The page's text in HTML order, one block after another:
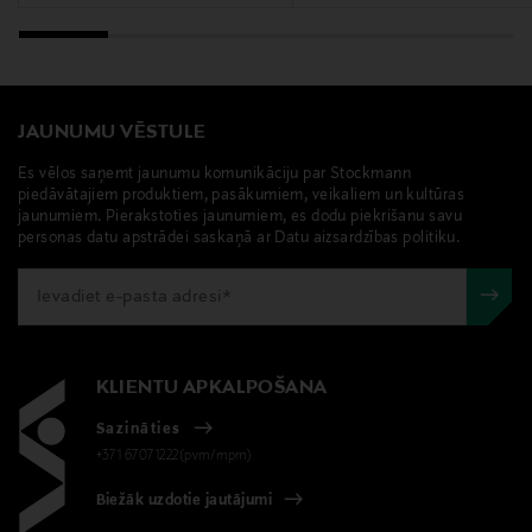
JAUNUMU VĒSTULE
Es vēlos saņemt jaunumu komunikāciju par Stockmann
piedāvātajiem produktiem, pasākumiem, veikaliem un kultūras
jaunumiem. Pierakstoties jaunumiem, es dodu piekrišanu savu
personas datu apstrādei saskaņā ar Datu aizsardzības politiku.
KLIENTU APKALPOŠANA
Sazināties
+371 67071222(pvm/mpm)
Biežāk uzdotie jautājumi